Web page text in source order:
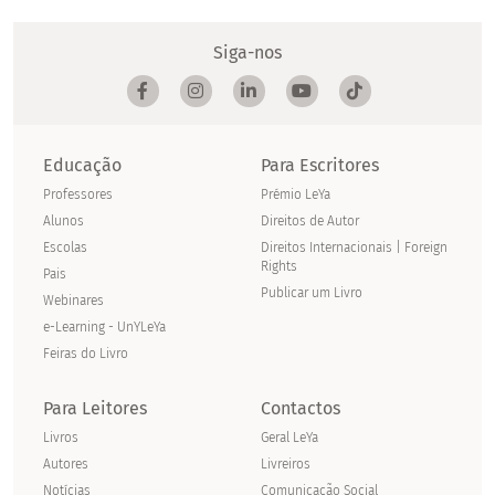
Siga-nos
Educação
Professores
Alunos
Escolas
Pais
Webinares
e-Learning - UnYLeYa
Feiras do Livro
Para Escritores
Prémio LeYa
Direitos de Autor
Direitos Internacionais | Foreign
Rights
Publicar um Livro
Para Leitores
Livros
Autores
Notícias
Contactos
Geral LeYa
Livreiros
Comunicação Social